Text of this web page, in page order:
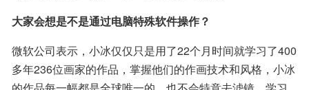
大家会想是不是通过电脑特殊软件操作？
微软公司表示，小冰仅仅只是用了22个月时间就学习了400
多年236位画家的作品，掌握他们的作画技术和风格，小冰